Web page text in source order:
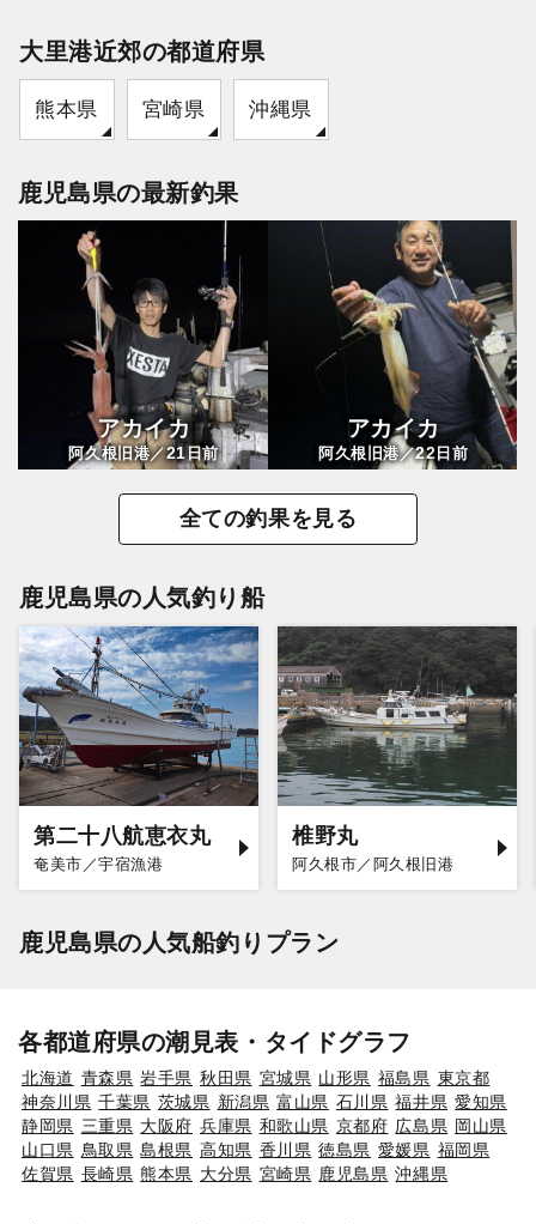
大里港近郊の都道府県
熊本県 宮崎県 沖縄県
鹿児島県の最新釣果
アカイカ
阿久根旧港／21日前
アカイカ
阿久根旧港／22 日前
全ての釣果を見る
鹿児島県の人気釣り船
第二十八航恵衣丸
奄美市／宇宿漁港
椎野丸
阿久根市／阿久根旧港
鹿児島県の人気船釣りプラン
各都道府県の潮見表・タイドグラフ
北海道 青森県 岩手県 秋田県 宮城県 山形県 福島県 東京都
神奈川県 千葉県 茨城県 新潟県 富山県 石川県 福井県 愛知県
静岡県 三重県 大阪府 兵庫県 和歌山県 京都府 広島県 岡山県
山口県 鳥取県 島根県 高知県 香川県 徳島県 愛媛県 福岡県
佐賀県 長崎県 熊本県 大分県 宮崎県 鹿児島県 沖縄県